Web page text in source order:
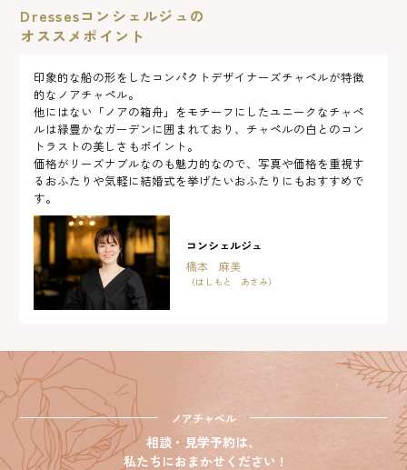
Dressesコンシェルジュの
オススメポイント
印象的な船の形をしたコンパクトデザイナーズチャペルが特徴
的なノアチャペル。
他にはない「ノアの箱舟」をモチーフにしたユニークなチャペ
ルは緑豊かなガーデンに囲まれており、チャペルの白とのコン
トラストの美しさもポイント。
価格がリーズナブルなのも魅力的なので、写真や価格を重視す
るおふたりや気軽に結婚式を挙げたいおふたりにもおすすめで
す。
コンシェルジュ
橋本 麻美
（はしもと あさみ）
ノアチャペル
相談・見学予約は、
私たちにおまかせください !